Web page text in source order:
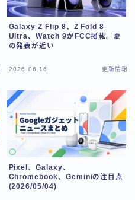
Galaxy Z Flip 8、Z Fold 8
Ultra、Watch 9がFCC掲載。夏
の発表が近い
2026.06.16 更新情報
Pixel、Galaxy、
Chromebook、Geminiの注目点
(2026/05/04)